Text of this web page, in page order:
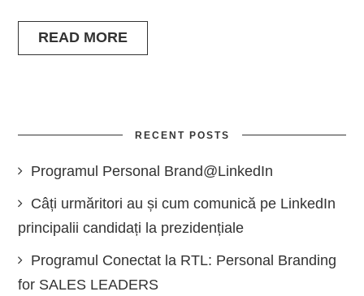
READ MORE
RECENT POSTS
Programul Personal Brand@LinkedIn
Câți urmăritori au și cum comunică pe LinkedIn
principalii candidați la prezidențiale
Programul Conectat la RTL: Personal Branding
for SALES LEADERS